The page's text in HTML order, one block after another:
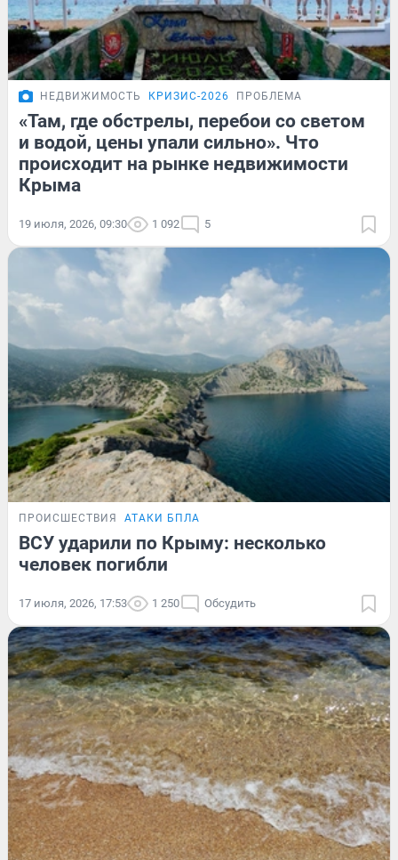
НЕДВИЖИМОСТЬ КРИЗИС-2026 ПРОБЛЕМА
«Там, где обстрелы, перебои со светом
и водой, цены упали сильно». Что
происходит на рынке недвижимости
Крыма
19 июля, 2026, 09:30 1 092 5
ПРОИСШЕСТВИЯ АТАКИ БПЛА
ВСУ ударили по Крыму: несколько
человек погибли
17 июля, 2026, 17:53 1 250 Обсудить